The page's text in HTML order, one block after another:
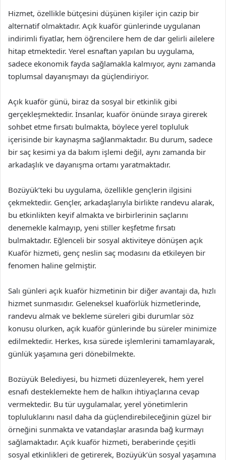
Hizmet, özellikle bütçesini düşünen kişiler için cazip bir
alternatif olmaktadır. Açık kuaför günlerinde uygulanan
indirimli fiyatlar, hem öğrencilere hem de dar gelirli ailelere
hitap etmektedir. Yerel esnaftan yapılan bu uygulama,
sadece ekonomik fayda sağlamakla kalmıyor, aynı zamanda
toplumsal dayanışmayı da güçlendiriyor.
Açık kuaför günü, biraz da sosyal bir etkinlik gibi
gerçekleşmektedir. İnsanlar, kuaför önünde sıraya girerek
sohbet etme fırsatı bulmakta, böylece yerel topluluk
içerisinde bir kaynaşma sağlanmaktadır. Bu durum, sadece
bir saç kesimi ya da bakım işlemi değil, aynı zamanda bir
arkadaşlık ve dayanışma ortamı yaratmaktadır.
Bozüyük’teki bu uygulama, özellikle gençlerin ilgisini
çekmektedir. Gençler, arkadaşlarıyla birlikte randevu alarak,
bu etkinlikten keyif almakta ve birbirlerinin saçlarını
denemekle kalmayıp, yeni stiller keşfetme fırsatı
bulmaktadır. Eğlenceli bir sosyal aktiviteye dönüşen açık
Kuaför hizmeti, genç neslin saç modasını da etkileyen bir
fenomen haline gelmiştir.
Salı günleri açık kuaför hizmetinin bir diğer avantajı da, hızlı
hizmet sunmasıdır. Geleneksel kuaförlük hizmetlerinde,
randevu almak ve bekleme süreleri gibi durumlar söz
konusu olurken, açık kuaför günlerinde bu süreler minimize
edilmektedir. Herkes, kısa sürede işlemlerini tamamlayarak,
günlük yaşamına geri dönebilmekte.
Bozüyük Belediyesi, bu hizmeti düzenleyerek, hem yerel
esnafı desteklemekte hem de halkın ihtiyaçlarına cevap
vermektedir. Bu tür uygulamalar, yerel yönetimlerin
topluluklarını nasıl daha da güçlendirebileceğinin güzel bir
örneğini sunmakta ve vatandaşlar arasında bağ kurmayı
sağlamaktadır. Açık kuaför hizmeti, beraberinde çeşitli
sosyal etkinlikleri de getirerek, Bozüyük’ün sosyal yaşamına